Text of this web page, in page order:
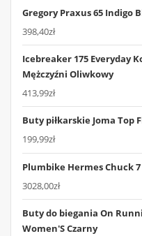
Gregory Praxus 65 Indigo
398,40zł
Icebreaker 175 Everyday
Mężczyźni Oliwkowy
413,99zł
Buty piłkarskie Joma Top
199,99zł
Plumbike Hermes Chuck
3028,00zł
Buty do biegania On
Women'S Czarny